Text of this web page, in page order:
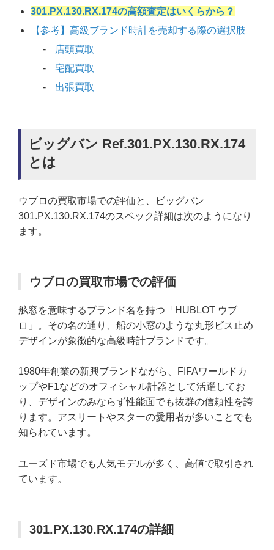
301.PX.130.RX.174の高額査定はいくらから？
【参考】高級ブランド時計を売却する際の選択肢
店頭買取
宅配買取
出張買取
ビッグバン Ref.301.PX.130.RX.174
とは
ウブロの買取市場での評価と、ビッグバン
301.PX.130.RX.174のスペック詳細は次のようになり
ます。
ウブロの買取市場での評価
舷窓を意味するブランド名を持つ「HUBLOT ウブ
ロ」。その名の通り、船の小窓のような丸形ビス止め
デザインが象徴的な高級時計ブランドです。
1980年創業の新興ブランドながら、FIFAワールドカ
ップやF1などのオフィシャル計器として活躍してお
り、デザインのみならず性能面でも抜群の信頼性を誇
ります。アスリートやスターの愛用者が多いことでも
知られています。
ユーズド市場でも人気モデルが多く、高値で取引され
ています。
301.PX.130.RX.174の詳細